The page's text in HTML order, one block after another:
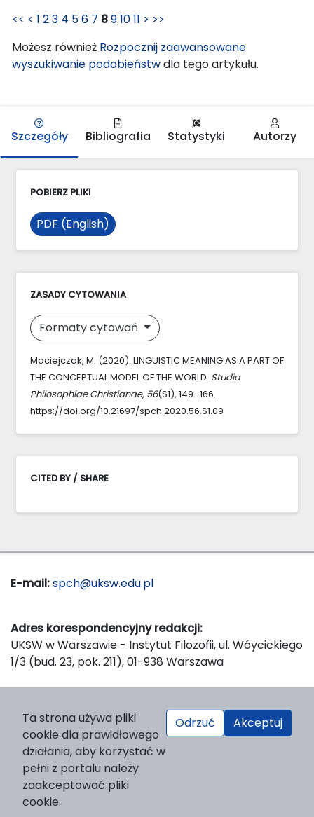
<< < 1 23 4 56 7 891011 > >>
Możesz również Rozpocznij zaawansowane
wyszukiwanie podobieństwdla tego artykułu.
Szczegóły Bibliografia Statystyki Autorzy
POBIERZ PLIKI
PDF (English)
ZASADY CYTOWANIA
Formaty cytowań
Maciejczak, M. (2020). LINGUISTIC MEANING AS A PART OF
THE CONCEPTUAL MODEL OF THE WORLD. Studia
Philosophiae Christianae, 56(S1), 149–166.
https://doi.org/10.21697/spch.2020.56.S1.09
CITED BY / SHARE
E-mail:spch@uksw.edu.pl
Adres korespondencyjny redakcji:
UKSW w Warszawie - Instytut Filozofii, ul. Wóycickiego
1/3 (bud. 23, pok. 211), 01-938 Warszawa
Wydawnictwo Naukowe UKSW, ul. Dewajtis 5, domek
nr 2, 01-815 Warszawa
Strona WWW Wydawnictwa
e-mail: wydawnictwo@uksw.edu.pl
Ta strona używa pliki
cookie dla prawidłowego
działania, aby korzystać w
pełni z portalu należy
zaakceptować pliki
cookie.
Odrzuć Akceptuj